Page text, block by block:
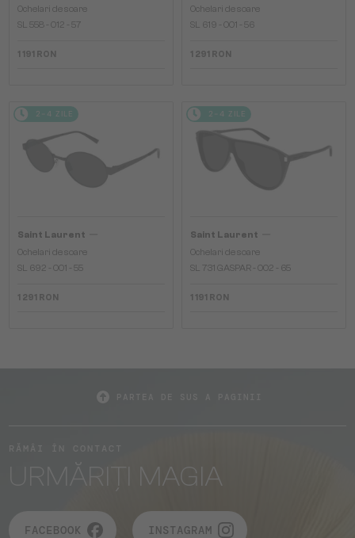
Ochelari de soare
SL 558 - 012 - 57
1 191 RON
Ochelari de soare
SL 619 - 001 - 56
1 291 RON
2-4 ZILE
Saint Laurent
Ochelari de soare
SL 692 - 001 - 55
1 291 RON
2-4 ZILE
Saint Laurent
Ochelari de soare
SL 731 GASPAR - 002 - 65
1 191 RON
URMĂRIȚI MAGIA
FACEBOOK INSTAGRAM